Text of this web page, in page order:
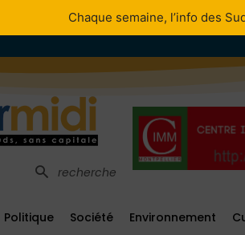
recherche
Politique Société Environnement
Chaque semaine, l’info des